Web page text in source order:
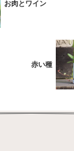
お肉とワイン
赤い種